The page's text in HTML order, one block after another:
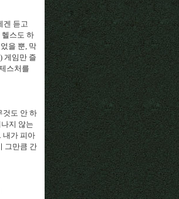
겐 듣고
헬스도 하
을 뿐, 막
게임만 즐
스처를
것도 안 하
지 않는
. 내가 피아
그만큼 간